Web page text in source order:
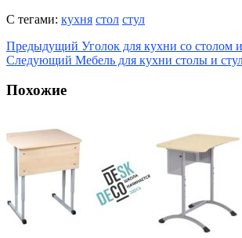
С тегами: кухня стол стул
Предыдущий Уголок для кухни со столом
Следующий Мебель для кухни столы и
Похожие